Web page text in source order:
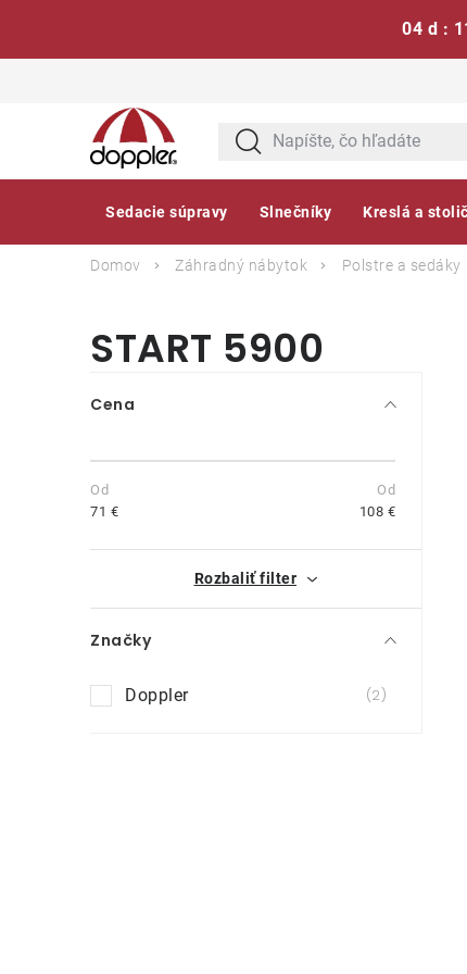
04 d :
Sedacie súpravy Slnečníky Kreslá a
Domov Záhradný nábytok Polstre a sedáky
START 5900
B
č
n
ý
p
a
n
e
Cena
71 € 108 €
Rozbaliť filter
Značky
Doppler 2